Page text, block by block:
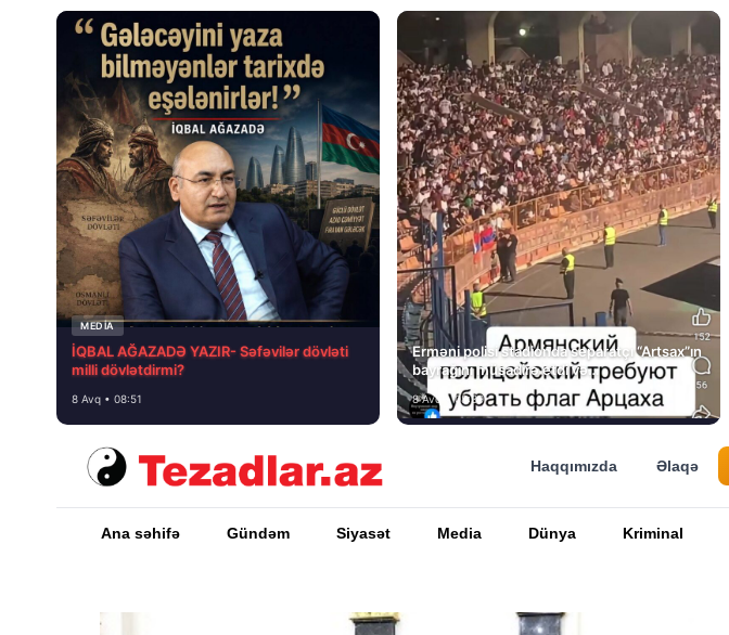
MEDİA
İQBAL AĞAZADƏ YAZIR- Səfəvilər dövləti
milli dövlətdirmi?
8 Avq • 08:51
Erməni polisi stadionda separatçı “Artsax”ın
bayrağını müsadirə etdi və…
8 Avq • 08:39
Haqqımızda Əlaqə
Ana səhifə Gündəm Siyasət Media Dünya Kriminal